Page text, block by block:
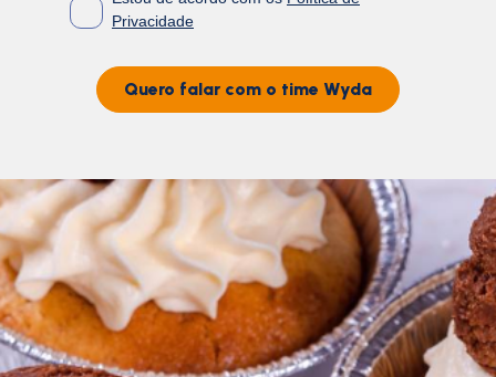
Privacidade
Quero falar com o time Wyda